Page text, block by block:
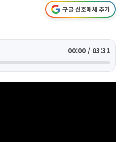
구글 선호매체 추가
00:00 / 03:31